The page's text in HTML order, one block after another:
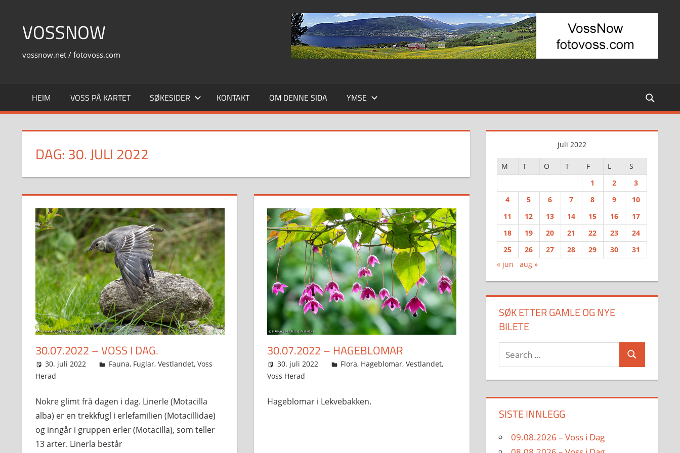
contentVOSSNOW
vossnow.net / fotovoss.com
HEIM VOSS PÅ KARTET SØKESIDER KONTAKT OM DENNE SIDA YMSE
DAG:30. JULI 2022
30.07.2022 – VOSS I DAG.
30. juli 2022 Svein
Fauna, Fuglar, Vestlandet, Voss
Herad
Nokre glimt frå dagen i dag. Linerle (Motacilla
alba) er en trekkfugl i erlefamilien (Motacillidae)
og inngår i gruppen erler (Motacilla), som teller
13 arter. Linerla består
30.07.2022 – HAGEBLOMAR
30. juli 2022 Svein
Flora, Hageblomar,Vestlandet,
Voss Herad
Hageblomar i Lekvebakken.
juli 2022
M T O T F L
S
1
2
3
4
5 6 7 8 9
10
11
12 13 14 15 16
17
18
19 20 21 22 23
24
25
26 27 28 29 30
31
« jun
aug »
SØK ETTER GAMLE OG NYE
BILETE
Search
for:
Search
SISTE INNLEGG
09.08.2026 – Voss i Dag